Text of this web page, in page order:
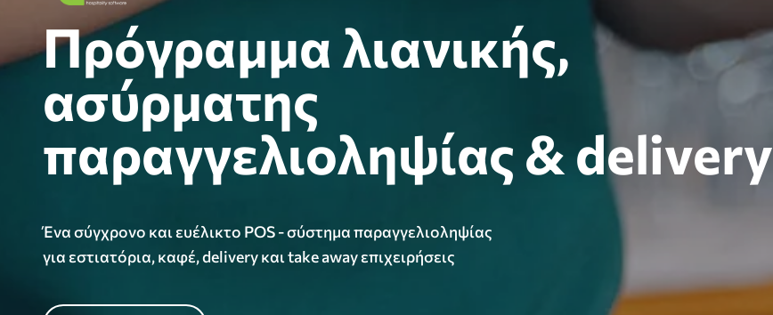
Πρόγραμμα λιανικής,
ασύρματης
παραγγελιοληψίας & delivery
Ένα σύγχρονο και ευέλικτο POS - σύστημα παραγγελιοληψίας
για εστιατόρια, καφέ, delivery και take away επιχειρήσεις